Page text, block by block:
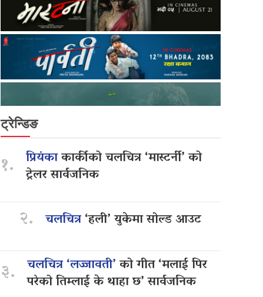
ट्रेन्डिङ
१. प्रियंकाकार्कीको चलचित्र ‘मास्टर्नी’ को
ट्रेलर सार्वजनिक
२. चलचित्र‘हली’ युकेमा सोल्ड आउट
३. चलचित्र ‘लज्जावती’को गीत ‘मलाई पिर
परेको तिम्लाई के थाहा छ’ सार्वजनिक